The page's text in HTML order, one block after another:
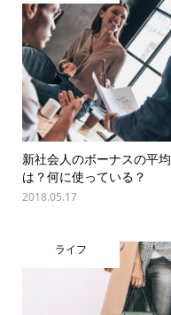
新社会人のボーナスの平均
は？何に使っている？
2018.05.17
ライフ